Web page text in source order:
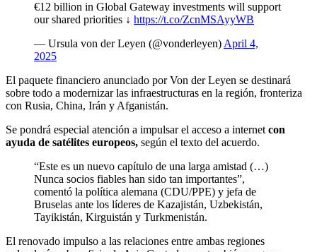
€12 billion in Global Gateway investments will support
our shared priorities ↓ https://t.co/ZcnMSAyyWB
— Ursula von der Leyen (@vonderleyen) April 4,
2025
El paquete financiero anunciado por Von der Leyen se destinará
sobre todo a modernizar las infraestructuras en la región, fronteriza
con Rusia, China, Irán y Afganistán.
Se pondrá especial atención a impulsar el acceso a internet con
ayuda de satélites europeos, según el texto del acuerdo.
“Este es un nuevo capítulo de una larga amistad (…)
Nunca socios fiables han sido tan importantes”,
comentó la política alemana (CDU/PPE) y jefa de
Bruselas ante los líderes de Kazajistán, Uzbekistán,
Tayikistán, Kirguistán y Turkmenistán.
El renovado impulso a las relaciones entre ambas regiones